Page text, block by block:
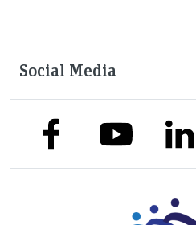
Social Media
link to facebooklink to